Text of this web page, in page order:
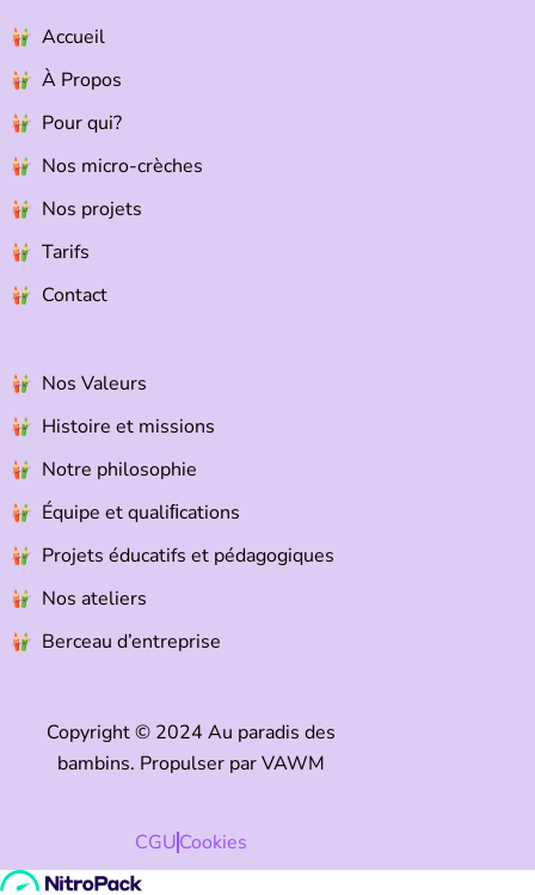
Accueil
À Propos
Pour qui?
Nos micro-crèches
Nos projets
Tarifs
Contact
Nos Valeurs
Histoire et missions
Notre philosophie
Équipe et qualiﬁcations
Projets éducatifs et pédagogiques
Nos ateliers
Berceau d’entreprise
Copyright © 2024 Au paradis des
bambins. Propulser parVAWM
CGUCookies